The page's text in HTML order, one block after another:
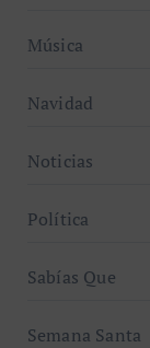
Música
Navidad
Noticias
Política
Sabías Que
Semana Santa